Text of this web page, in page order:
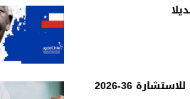
36-2026